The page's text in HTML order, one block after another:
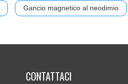
Gancio magnetico al neodimio
CONTATTACI​​​​​​​